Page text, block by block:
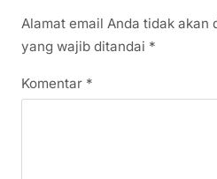
Alamat email Anda tidak akan
yang wajib ditandai *
Komentar *